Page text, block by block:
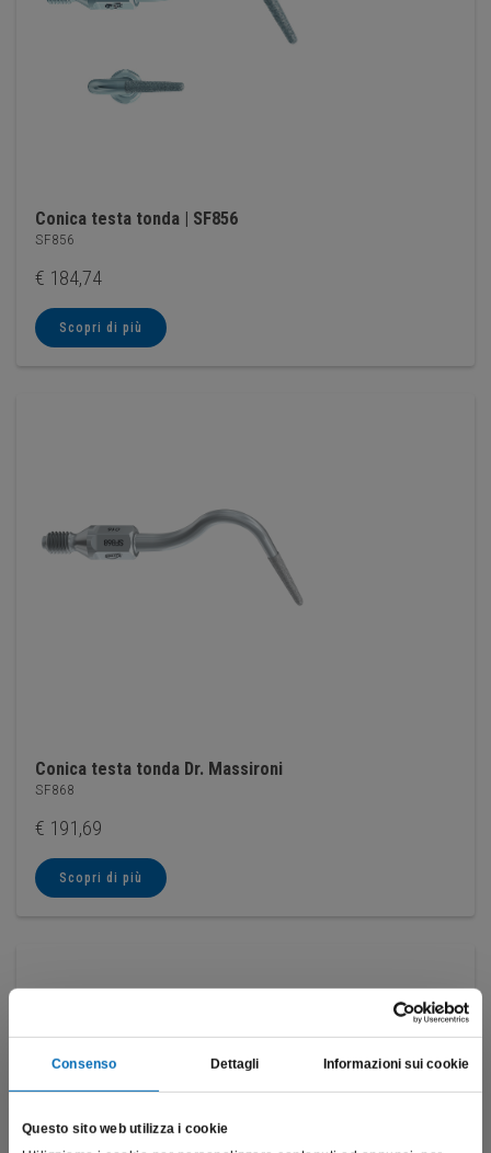
Consenso Dettagli Informazioni sui cookie
Questo sito web utilizza i cookie
Conica testa tonda | SF856
SF856
€ 184,74
Scopri di più
Conica testa tonda Dr. Massironi
SF868
€ 191,69
Scopri di più